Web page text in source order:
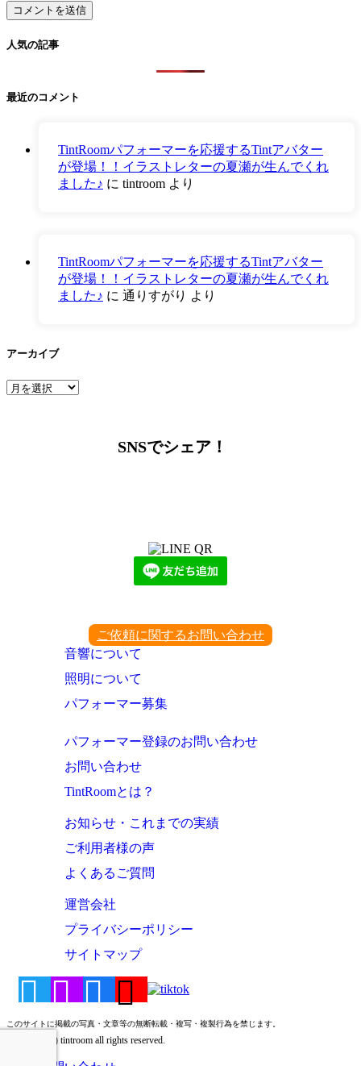
人気の記事
最近のコメント
TintRoomパフォーマーを応援するTintアバター
が登場！！イラストレターの夏瀬が生んでくれ
ました♪ に tintroom より
TintRoomパフォーマーを応援するTintアバター
が登場！！イラストレターの夏瀬が生んでくれ
ました♪ に 通りすがり より
アーカイブ
ア
SNSでシェア！
ご依頼に関するお問い合わせ
音響について
照明について
パフォーマー募集
パフォーマー登録のお問い合わせ
お問い合わせ
TintRoomとは？
お知らせ・これまでの実績
ご利用者様の声
よくあるご質問
運営会社
プライバシーポリシー
サイトマップ
このサイトに掲載の写真・文章等の無断転載・複写・複製行為を禁じます。
Copyright (c) tintroom all rights reserved.